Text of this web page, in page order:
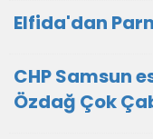
Elfida'dan
CHP Samsun
Özdağ Çok